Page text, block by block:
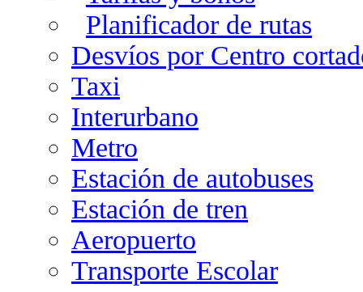
Planificador de rutas
Desvíos por Centro
Taxi
Interurbano
Metro
Estación de autobuses
Estación de tren
Aeropuerto
Transporte Escolar